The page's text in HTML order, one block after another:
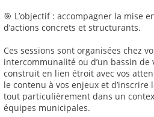
🎯 L’objectif : accompagner la mise
d’actions concrets et structurants.
Ces sessions sont organisées chez
intercommunalité ou d’un bassin de
construit en lien étroit avec vos
le contenu à vos enjeux et
tout particulièrement dans un
équipes municipales.